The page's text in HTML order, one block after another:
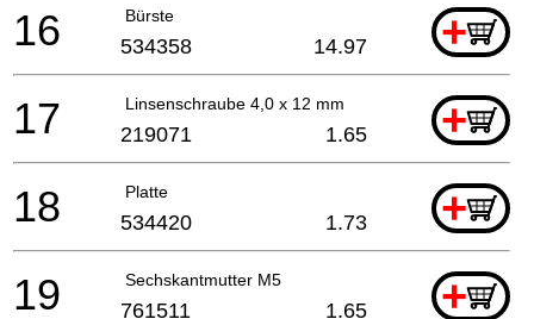
Bürste +
16 534358 14.97
Linsenschraube 4,0 x 12 mm +
17 219071 1.65
Platte +
18 534420 1.73
Sechskantmutter M5 +
19 761511 1.65